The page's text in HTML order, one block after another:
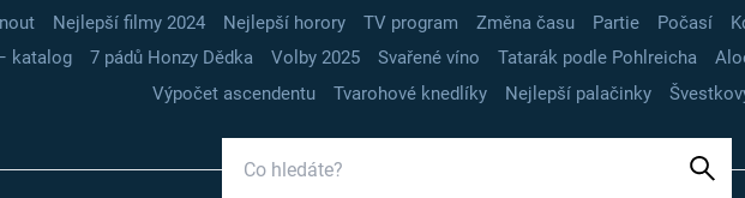
Nejlepší filmy 2024 Nejlepší horory TV program Změna času Partie Počasí
katalog
7 pádů Honzy Dědka Volby 2025 Svařené víno Tatarák podle Pohlreicha
Výpočet ascendentu
Tvarohové knedlíky Nejlepší palačinky